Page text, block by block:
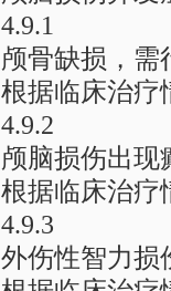
4.9.1
颅骨缺损，需
根据临床治疗
4.9.2
颅脑损伤出现
根据临床治疗
4.9.3
外伤性智力损